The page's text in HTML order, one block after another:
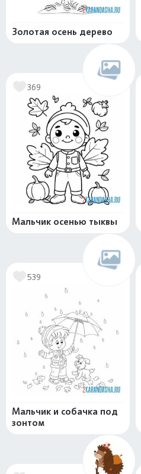
Золотая осень дерево
369
Мальчик осенью тыквы
539
Мальчик и собачка под
зонтом